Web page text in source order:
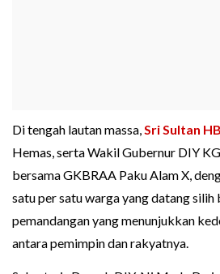
Di tengah lautan massa,Sri Sultan
Hemas, serta Wakil Gubernur DIY
bersama GKBRAA Paku Alam X,
satu per satu warga yang datang silih
pemandangan yang menunjukkan
antara pemimpin dan rakyatnya.